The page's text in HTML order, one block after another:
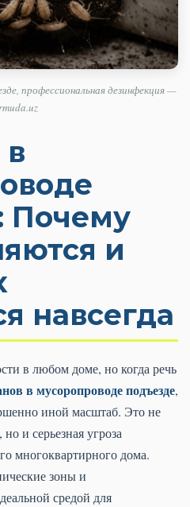
профессиональная дезинфекция —
Почему
и
навсегда
в любом доме, но когда речь
в мусоропроводе подъезде,
иной масштаб. Это не
и серьезная угроза
многоквартирного дома.
зоны и
средой для